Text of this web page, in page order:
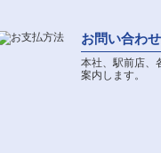
お問い合わ
本社、駅前店、
案内します。